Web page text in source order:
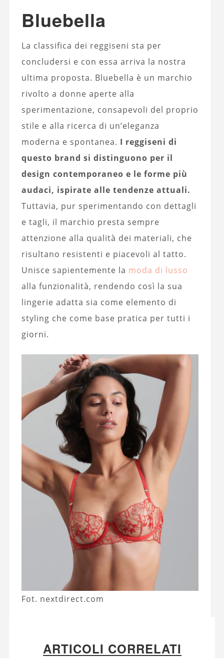
Bluebella
La classifica dei reggiseni sta per
concludersi e con essa arriva la nostra
ultima proposta. Bluebella è un marchio
rivolto a donne aperte alla
sperimentazione, consapevoli del proprio
stile e alla ricerca di un’eleganza
moderna e spontanea. I reggiseni di
questo brand si distinguono per il
design contemporaneo e le forme più
audaci, ispirate alle tendenze attuali.
Tuttavia, pur sperimentando con dettagli
e tagli, il marchio presta sempre
attenzione alla qualità dei materiali, che
risultano resistenti e piacevoli al tatto.
Unisce sapientemente la moda di lusso
alla funzionalità, rendendo così la sua
lingerie adatta sia come elemento di
styling che come base pratica per tutti i
giorni.
Fot. nextdirect.com
ARTICOLI CORRELATI